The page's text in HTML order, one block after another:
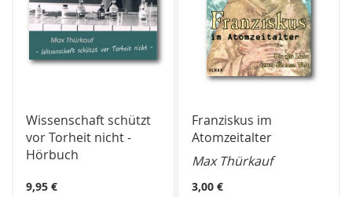
Wissenschaft schützt
vor Torheit nicht -
Hörbuch
9,95 €
Franziskus im
Atomzeitalter
Max Thürkauf
3,00 €